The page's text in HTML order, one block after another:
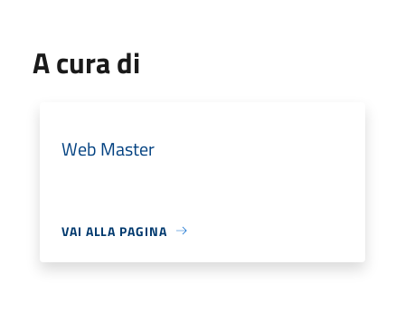
A cura di
Web Master
VAI ALLA PAGINA